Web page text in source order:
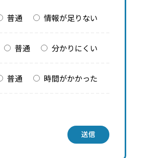
普通 情報が足りない
普通 分かりにくい
普通 時間がかかった
送信